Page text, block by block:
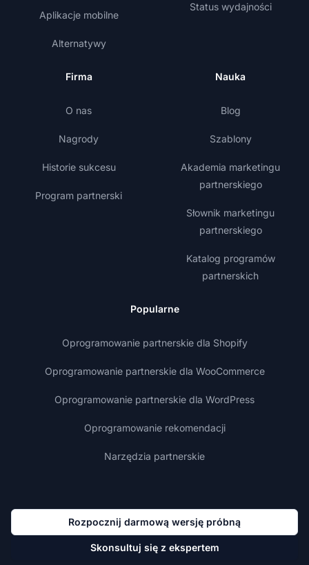
Aplikacje mobilne
Alternatywy
Status wydajności
Firma
O nas
Nagrody
Historie sukcesu
Program partnerski
Nauka
Blog
Szablony
Akademia marketingu
partnerskiego
Słownik marketingu
partnerskiego
Katalog programów
partnerskich
Popularne
Oprogramowanie partnerskie dla Shopify
Oprogramowanie partnerskie dla WooCommerce
Oprogramowanie partnerskie dla WordPress
Oprogramowanie rekomendacji
Narzędzia partnerskie
Rozpocznij darmową wersję próbną
Skonsultuj się z ekspertem